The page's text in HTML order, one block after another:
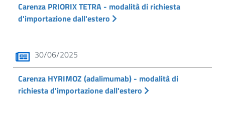
Carenza PRIORIX TETRA - modalità di richiesta
d'importazione dall'estero
30/06/2025
Carenza HYRIMOZ (adalimumab) - modalità di
richiesta d'importazione dall'estero